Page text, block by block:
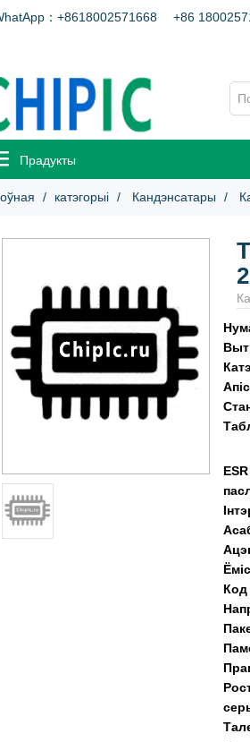
：+8618002571668 +86
Прадукты
катэгорыі Кандэнсатары